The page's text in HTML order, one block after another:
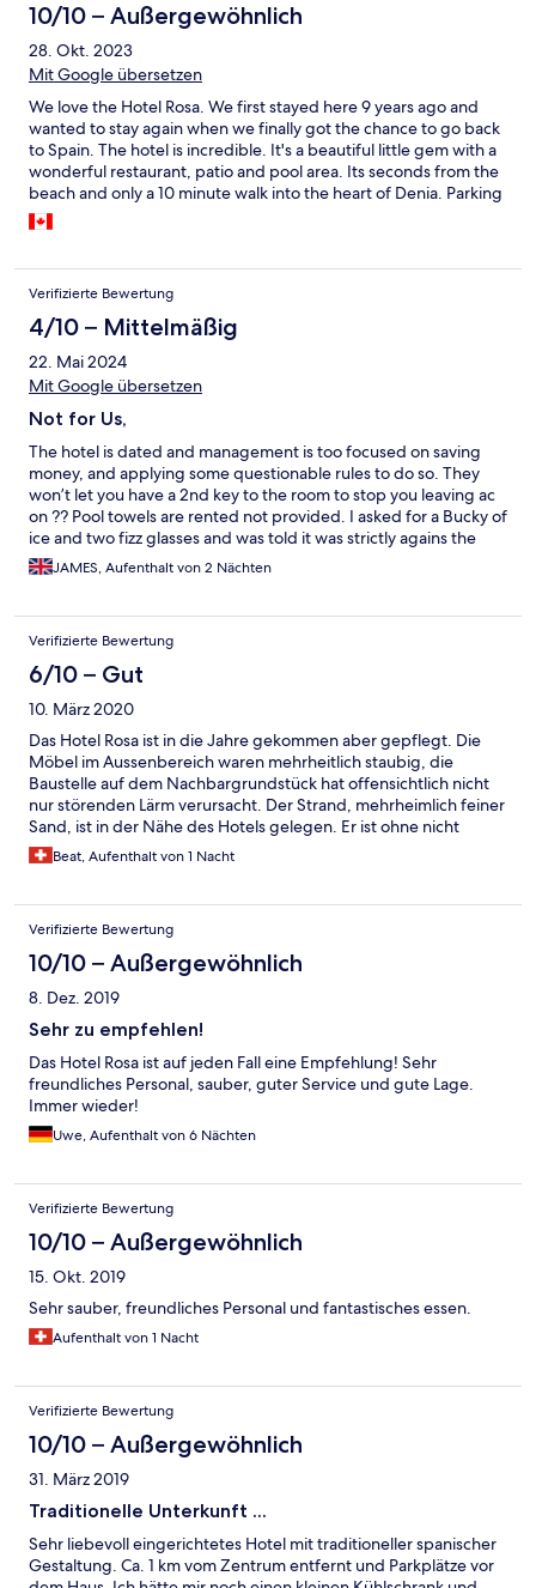
10/10 – Außergewöhnlich
28. Okt. 2023
Mit Google übersetzen
We love the Hotel Rosa. We first stayed here 9 years ago and
wanted to stay again when we finally got the chance to go back
to Spain. The hotel is incredible. It's a beautiful little gem with a
wonderful restaurant, patio and pool area. Its seconds from the
beach and only a 10 minute walk into the heart of Denia. Parking
is also free and secure and there's a bunch of bars, restaurants
and a supermarket within a few minutes walk.
Verifizierte Bewertung
4/10 – Mittelmäßig
22. Mai 2024
Mit Google übersetzen
Not for Us,
The hotel is dated and management is too focused on saving
money, and applying some questionable rules to do so. They
won’t let you have a 2nd key to the room to stop you leaving ac
on ?? Pool towels are rented not provided. I asked for a Bucky of
ice and two fizz glasses and was told it was strictly agains the
rules and ice could be bought in a supermarket 250m away. The
dining room has a lovely patio immediately outside of it where
tea or coffee ???
JAMES, Aufenthalt von 2 Nächten
Verifizierte Bewertung
6/10 – Gut
10. März 2020
Das Hotel Rosa ist in die Jahre gekommen aber gepflegt. Die
Möbel im Aussenbereich waren mehrheitlich staubig, die
Baustelle auf dem Nachbargrundstück hat offensichtlich nicht
nur störenden Lärm verursacht. Der Strand, mehrheimlich feiner
Sand, ist in der Nähe des Hotels gelegen. Er ist ohne nicht
gerade ge gepflegt
Beat, Aufenthalt von 1 Nacht
Verifizierte Bewertung
10/10 – Außergewöhnlich
8. Dez. 2019
Sehr zu empfehlen!
Das Hotel Rosa ist auf jeden Fall eine Empfehlung! Sehr
freundliches Personal, sauber, guter Service und gute Lage.
Immer wieder!
Uwe, Aufenthalt von 6 Nächten
Verifizierte Bewertung
10/10 – Außergewöhnlich
15. Okt. 2019
Sehr sauber, freundliches Personal und fantastisches essen.
Aufenthalt von 1 Nacht
Verifizierte Bewertung
10/10 – Außergewöhnlich
31. März 2019
Traditionelle Unterkunft ...
Sehr liebevoll eingerichtetes Hotel mit traditioneller spanischer
Gestaltung. Ca. 1 km vom Zentrum entfernt und Parkplätze vor